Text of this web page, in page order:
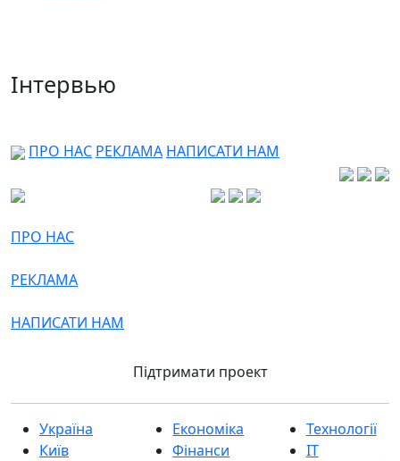
Інтервью
ПРО НАС РЕКЛАМА НАПИСАТИ НАМ
ПРО НАС
РЕКЛАМА
НАПИСАТИ НАМ
Підтримати проект
Україна
Київ
Економіка
Фінанси
Технології
IT